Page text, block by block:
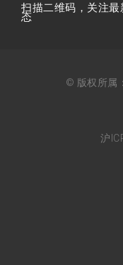
扫描⼆维码，关注最
态
© 版权所属
沪